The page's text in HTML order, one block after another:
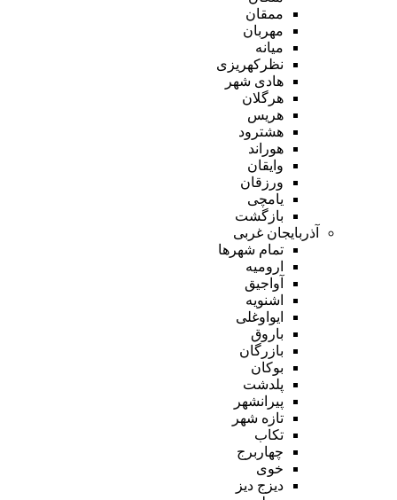
ممقان
مهربان
میانه
نظرکهریزی
هادی شهر
هرگلان
هریس
هشترود
هوراند
وایقان
ورزقان
یامچی
بازگشت
آذربایجان غربی
تمام شهر‌ها
ارومیه
آواجیق
اشنویه
ایواوغلی
باروق
بازرگان
بوکان
پلدشت
پیرانشهر
تازه شهر
تکاب
چهاربرج
خوی
دیزج دیز